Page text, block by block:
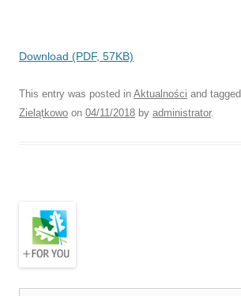
Download (PDF, 57KB)
This entry was posted in Aktualności and tagged
Zielątkowo on 04/11/2018 by administrator.